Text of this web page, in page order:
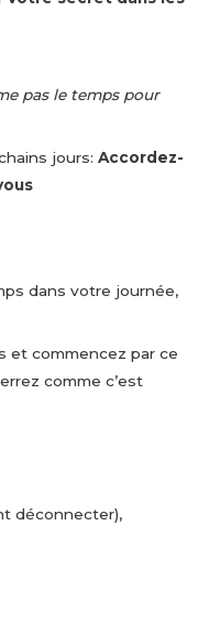
pas le temps pour
jours: Accordez-
dans votre journée,
et commencez par ce
comme c’est
déconnecter),